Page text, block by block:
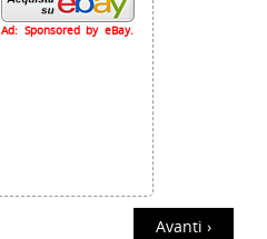
Ad: Sponsored by eBay.
Avanti ›